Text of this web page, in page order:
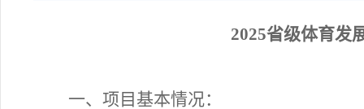
2025省级体育发
一、项目基本情况：